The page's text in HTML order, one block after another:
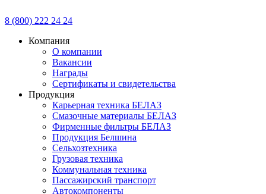
8 (800) 222 24 24
Компания
О компании
Вакансии
Награды
Сертификаты и свидетельства
Продукция
Карьерная техника БЕЛАЗ
Смазочные материалы БЕЛАЗ
Фирменные фильтры БЕЛАЗ
Продукция Белшина
Сельхозтехника
Грузовая техника
Коммунальная техника
Пассажирский транспорт
Автокомпоненты